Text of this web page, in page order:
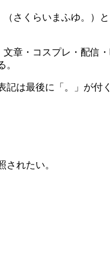
（さくらいまふゆ。）
章・コスプレ・配信
。
記は最後に「。」が付
れたい。